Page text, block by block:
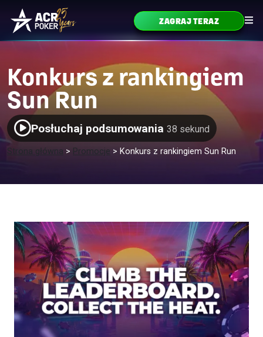
Przejdź do treści
Główne menu ZAGRAJ TERAZ
Konkurs z rankingiem
Sun Run
Posłuchaj podsumowania 38 sekund
Strona główna > Promocje > Konkurs z rankingiem Sun Run